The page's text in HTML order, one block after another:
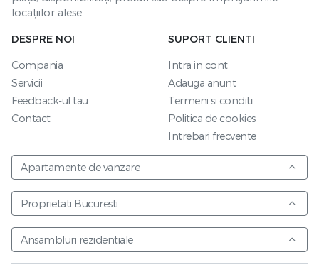
locațiilor alese.
DESPRE NOI
Compania
Servicii
Feedback-ul tau
Contact
SUPORT CLIENTI
Intra in cont
Adauga anunt
Termeni si conditii
Politica de cookies
Intrebari frecvente
Apartamente de vanzare
Proprietati Bucuresti
Ansambluri rezidentiale